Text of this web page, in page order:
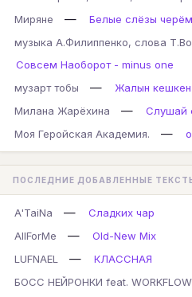
Миряне
—
Белые слёзы
музыка А.Филиппенко, слова
Совсем Наоборот - minus one
музарт тобы
—
Жалын кешкен
Милана Жарёхина
—
Слушай
Моя Геройская Академия.
—
ПОСЛЕДНИЕ ДОБАВЛЕННЫЕ
A'TaiNa —
Сладких чар
AllForMe
—
Old-New Mix
LUFNAEL
—
КЛАССНАЯ
БОСС НЕЙРОНКИ feat. WORKFLOW